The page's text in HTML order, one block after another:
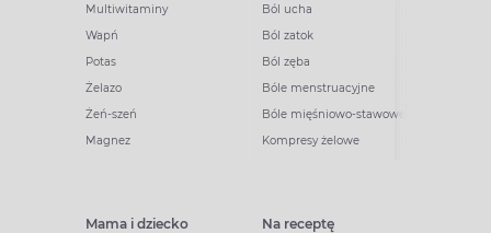
Multiwitaminy
Wapń
Potas
Żelazo
Żeń-szeń
Magnez
Ból ucha
Ból zatok
Ból zęba
Bóle menstruacyjne
Bóle mięśniowo-stawowe
Kompresy żelowe
Mama i dziecko Na receptę